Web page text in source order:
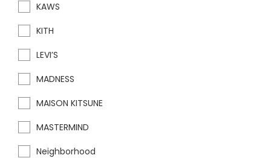
KAWS
KITH
LEVI’S
MADNESS
MAISON KITSUNE
MASTERMIND
Neighborhood